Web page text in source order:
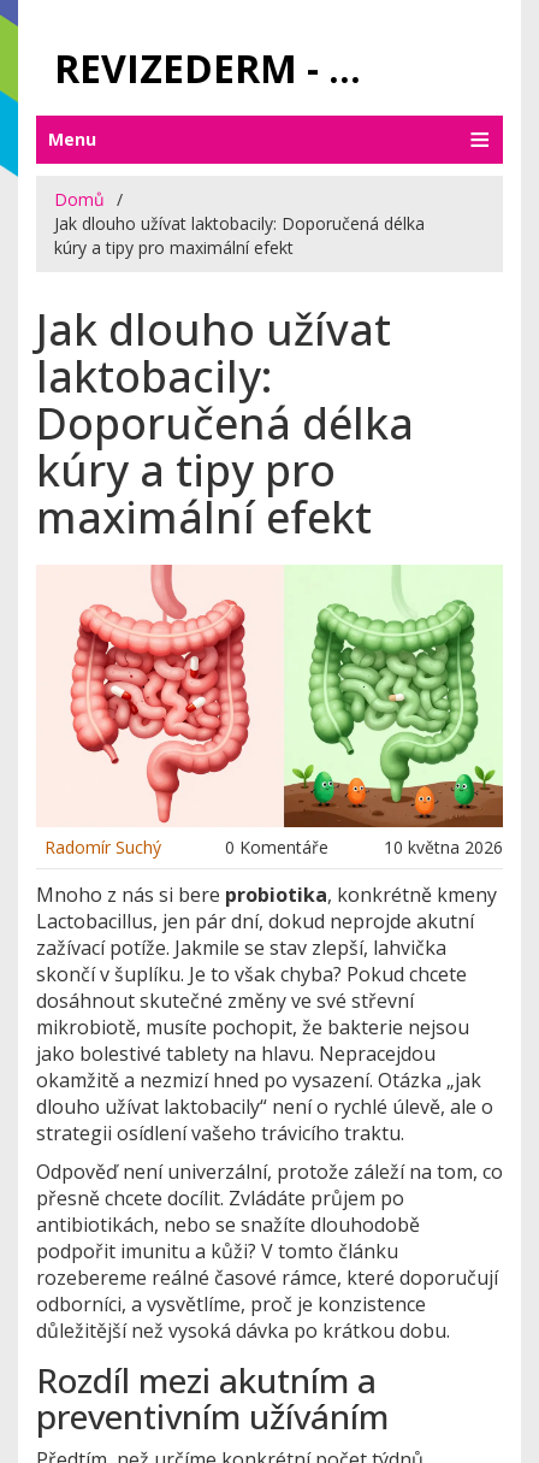
REVIZEDERM - PÉČE O KŮŽI A KOSMETIKA
Menu
Domů
Jak dlouho užívat laktobacily: Doporučená délka
kúry a tipy pro maximální efekt
Jak dlouho užívat
laktobacily:
Doporučená délka
kúry a tipy pro
maximální efekt
Radomír Suchý 0 Komentáře 10 května 2026
Mnoho z nás si bere probiotika, konkrétně kmeny
Lactobacillus, jen pár dní, dokud neprojde akutní
zažívací potíže. Jakmile se stav zlepší, lahvička
skončí v šuplíku. Je to však chyba? Pokud chcete
dosáhnout skutečné změny ve své střevní
mikrobiotě, musíte pochopit, že bakterie nejsou
jako bolestivé tablety na hlavu. Nepracejdou
okamžitě a nezmizí hned po vysazení. Otázka „jak
dlouho užívat laktobacily“ není o rychlé úlevě, ale o
strategii osídlení vašeho trávicího traktu.
Odpověď není univerzální, protože záleží na tom, co
přesně chcete docílit. Zvládáte průjem po
antibiotikách, nebo se snažíte dlouhodobě
podpořit imunitu a kůži? V tomto článku
rozebereme reálné časové rámce, které doporučují
odborníci, a vysvětlíme, proč je konzistence
důležitější než vysoká dávka po krátkou dobu.
Rozdíl mezi akutním a
preventivním užíváním